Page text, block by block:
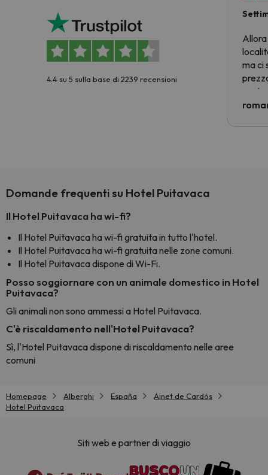
4.4 su 5 sulla base di 2239 recensioni
Allora
ma ci
Domande frequenti su Hotel Puitavaca
Il Hotel Puitavaca ha wi-fi?
Il Hotel Puitavaca ha wi-fi gratuita in tutto l'hotel.
Il Hotel Puitavaca ha wi-fi gratuita nelle zone comuni.
Il Hotel Puitavaca dispone di Wi-Fi.
Posso soggiornare con un animale domestico in Hotel
Puitavaca?
Gli animali non sono ammessi a Hotel Puitavaca.
C'è riscaldamento nell'Hotel Puitavaca?
Sì, l'Hotel Puitavaca dispone di riscaldamento nelle aree
comuni
Homepage Alberghi España
Ainet de Cardós
Hotel Puitavaca
Siti web e partner di viaggio